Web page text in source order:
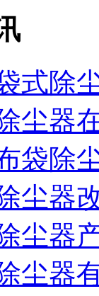
式除
尘器
袋除
尘器
尘器
尘器